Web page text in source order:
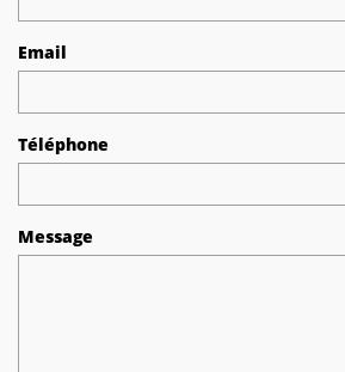
Email
Téléphone
Message